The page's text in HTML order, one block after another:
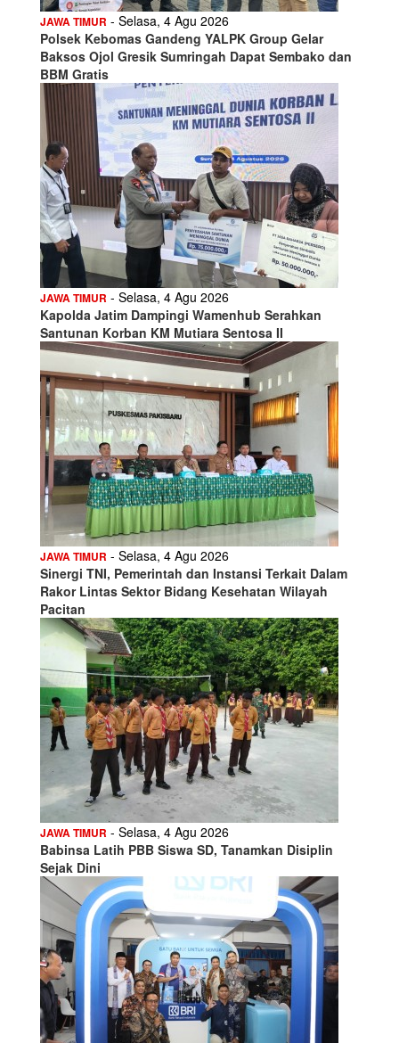
JAWA TIMUR - Selasa, 4 Agu 2026
Polsek Kebomas Gandeng YALPK Group Gelar
Baksos Ojol Gresik Sumringah Dapat Sembako dan
BBM Gratis
JAWA TIMUR - Selasa, 4 Agu 2026
Kapolda Jatim Dampingi Wamenhub Serahkan
Santunan Korban KM Mutiara Sentosa II
JAWA TIMUR - Selasa, 4 Agu 2026
Sinergi TNI, Pemerintah dan Instansi Terkait Dalam
Rakor Lintas Sektor Bidang Kesehatan Wilayah
Pacitan
JAWA TIMUR - Selasa, 4 Agu 2026
Babinsa Latih PBB Siswa SD, Tanamkan Disiplin
Sejak Dini